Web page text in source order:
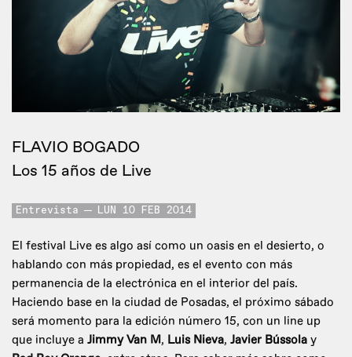
FLAVIO BOGADO
Los 15 años de Live
Entrevista LUN 10 FEB 2014
El festival Live es algo así como un oasis en el desierto, o
hablando con más propiedad, es el evento con más
permanencia de la electrónica en el interior del país.
Haciendo base en la ciudad de Posadas, el próximo sábado
será momento para la edición número 15, con un line up
que incluye a Jimmy Van M, Luis Nieva, Javier Bússola y